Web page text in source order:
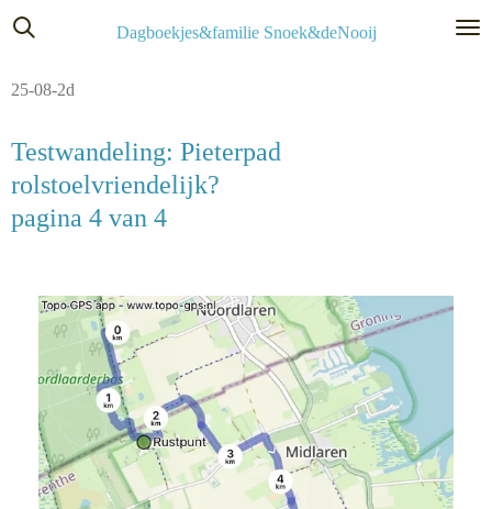
Ga
de
Dagboekjes&familie Snoek&deNooij
25-08-2d
Testwandeling: Pieterpad
rolstoelvriendelijk?
pagina 4 van 4